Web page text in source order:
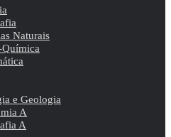
Naturais
e Geologia
A
A